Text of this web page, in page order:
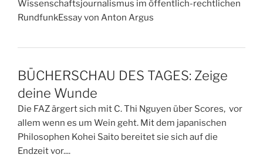
Wissenschaftsjournalismus im öffentlich-rechtlichen
RundfunkEssay von Anton Argus
BÜCHERSCHAU DES TAGES: Zeige
deine Wunde
Die FAZ ärgert sich mit C. Thi Nguyen über Scores, vor
allem wenn es um Wein geht. Mit dem japanischen
Philosophen Kohei Saito bereitet sie sich auf die
Endzeit vor....